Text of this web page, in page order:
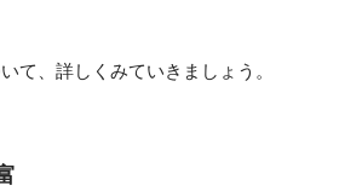
て、詳しくみていきましょう。